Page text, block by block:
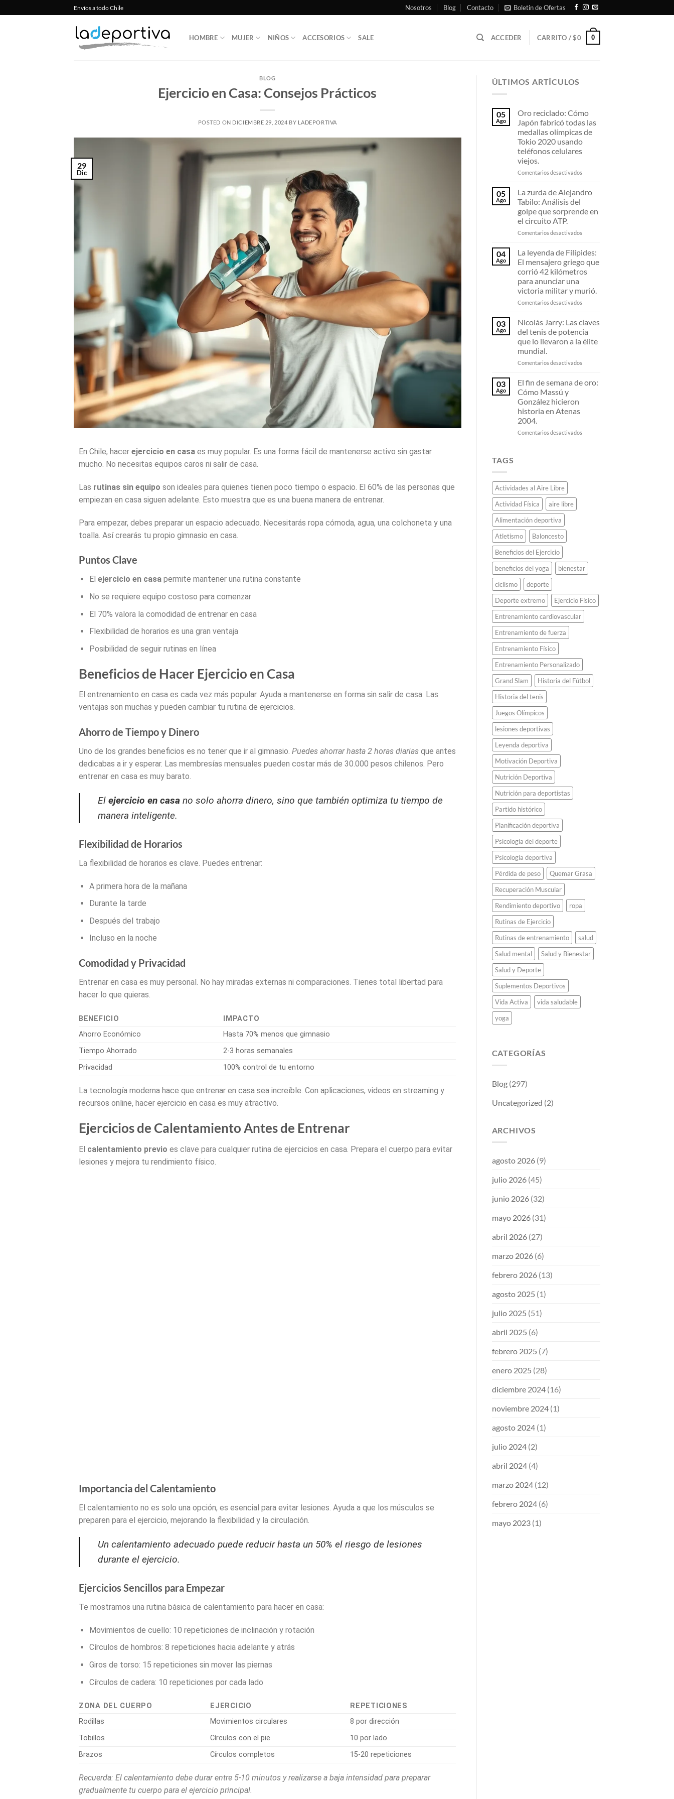
Envíos a todo Chile Nosotros Blog Contacto Boletin de Ofertas
HOMBRE MUJER NIÑOS ACCESORIOS SALE ACCEDER CARRITO /$0 0
BLOG
Ejercicio en Casa: Consejos Prácticos
POSTED ON DICIEMBRE 29, 2024 BY LADEPORTIVA
29
Dic
En Chile, hacer ejercicio en casa es muy popular. Es una forma fácil de mantenerse activo sin gastar
mucho. No necesitas equipos caros ni salir de casa.
Las rutinas sin equipo son ideales para quienes tienen poco tiempo o espacio. El 60% de las personas que
empiezan en casa siguen adelante. Esto muestra que es una buena manera de entrenar.
Para empezar, debes preparar un espacio adecuado. Necesitarás ropa cómoda, agua, una colchoneta y una
toalla. Así crearás tu propio gimnasio en casa.
Puntos Clave
El ejercicio en casapermite mantener una rutina constante
No se requiere equipo costoso para comenzar
El 70% valora la comodidad de entrenar en casa
Flexibilidad de horarios es una gran ventaja
Posibilidad de seguir rutinas en línea
Beneficios de Hacer Ejercicio en Casa
El entrenamiento en casa es cada vez más popular. Ayuda a mantenerse en forma sin salir de casa. Las
ventajas son muchas y pueden cambiar tu rutina de ejercicios.
Ahorro de Tiempo y Dinero
Uno de los grandes beneficios es no tener que ir al gimnasio. Puedes ahorrar hasta 2 horas diarias que antes
dedicabas a ir y esperar. Las membresías mensuales pueden costar más de 30.000 pesos chilenos. Pero
entrenar en casa es muy barato.
El ejercicio en casa no solo ahorra dinero, sino que también optimiza tu tiempo de
manera inteligente.
Flexibilidad de Horarios
La flexibilidad de horarios es clave. Puedes entrenar:
A primera hora de la mañana
Durante la tarde
Después del trabajo
Incluso en la noche
Comodidad y Privacidad
Entrenar en casa es muy personal. No hay miradas externas ni comparaciones. Tienes total libertad para
hacer lo que quieras.
BENEFICIO
IMPACTO
Ahorro Económico
Hasta 70% menos que gimnasio
Tiempo Ahorrado
2-3 horas semanales
Privacidad
100% control de tu entorno
La tecnología moderna hace que entrenar en casa sea increíble. Con aplicaciones, videos en streaming y
recursos online, hacer ejercicio en casa es muy atractivo.
Ejercicios de Calentamiento Antes de Entrenar
El calentamiento previo es clave para cualquier rutina de ejercicios en casa. Prepara el cuerpo para evitar
lesiones y mejora tu rendimiento físico.
Importancia del Calentamiento
El calentamiento no es solo una opción, es esencial para evitar lesiones. Ayuda a que los músculos se
preparen para el ejercicio, mejorando la flexibilidad y la circulación.
Un calentamiento adecuado puede reducir hasta un 50% el riesgo de lesiones
durante el ejercicio.
Ejercicios Sencillos para Empezar
Te mostramos una rutina básica de calentamiento para hacer en casa:
Movimientos de cuello: 10 repeticiones de inclinación y rotación
Círculos de hombros: 8 repeticiones hacia adelante y atrás
Giros de torso: 15 repeticiones sin mover las piernas
Círculos de cadera: 10 repeticiones por cada lado
ZONA DEL CUERPO EJERCICIO
REPETICIONES
Rodillas
Movimientos circulares
8 por dirección
Tobillos
Círculos con el pie
10 por lado
Brazos
Círculos completos 15-20 repeticiones
Recuerda: El calentamiento debe durar entre 5-10 minutos y realizarse a baja intensidad para preparar
gradualmente tu cuerpo para el ejercicio principal.
ÚLTIMOS ARTÍCULOS
05
Ago
Oro reciclado: Cómo
Japón fabricó todas las
medallas olímpicas de
Tokio 2020 usando
teléfonos celulares
viejos.
Comentarios desactivados
05
Ago
La zurda de Alejandro
Tabilo: Análisis del
golpe que sorprende en
el circuito ATP.
Comentarios desactivados
04
Ago
La leyenda de Filípides:
El mensajero griego que
corrió 42 kilómetros
para anunciar una
victoria militar y murió.
Comentarios desactivados
03
Ago
Nicolás Jarry: Las claves
del tenis de potencia
que lo llevaron a la élite
mundial.
Comentarios desactivados
03
Ago
El fin de semana de oro:
Cómo Massú y
González hicieron
historia en Atenas
2004.
Comentarios desactivados
TAGS
Actividades al Aire Libre
Actividad Física
aire libre
Alimentación deportiva
Atletismo
Baloncesto
Beneficios del Ejercicio
beneficios del yoga
bienestar
ciclismo
deporte
Deporte extremo
Ejercicio Físico
Entrenamiento cardiovascular
Entrenamiento de fuerza
Entrenamiento Físico
Entrenamiento Personalizado
Grand Slam
Historia del Fútbol
Historia del tenis
Juegos Olímpicos
lesiones deportivas
Leyenda deportiva
Motivación Deportiva
Nutrición Deportiva
Nutrición para deportistas
Partido histórico
Planificación deportiva
Psicología del deporte
Psicología deportiva
Pérdida de peso
Quemar Grasa
Recuperación Muscular
Rendimiento deportivo
ropa
Rutinas de Ejercicio
Rutinas de entrenamiento
salud
Salud mental
Salud y Bienestar
Salud y Deporte
Suplementos Deportivos
Vida Activa
vida saludable
yoga
CATEGORÍAS
Blog(297)
Uncategorized (2)
ARCHIVOS
agosto 2026(9)
julio 2026(45)
junio 2026(32)
mayo 2026(31)
abril 2026(27)
marzo 2026(6)
febrero 2026(13)
agosto 2025 (1)
julio 2025 (51)
abril 2025 (6)
febrero 2025 (7)
enero 2025 (28)
diciembre 2024(16)
noviembre 2024(1)
agosto 2024(1)
julio 2024(2)
abril 2024(4)
marzo 2024(12)
febrero 2024(6)
mayo 2023(1)